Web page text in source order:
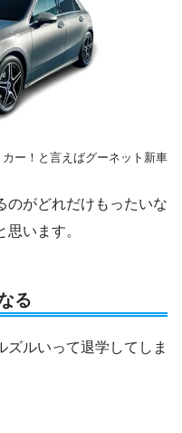
カー！と言えばグーネット新車
のがどれだけもったいな
います。
る
ズルいって退学してしま